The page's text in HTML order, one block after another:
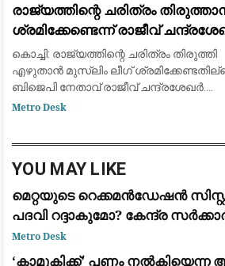
താനീ പ്രസ്
രാജ്യത്തിന്റെ ചരിത്രം
ശ്രമിക്കേണ്ടെന്ന് രാജീവ്
ചോദ്യ വിവാദത്തിൽ ശക്തമായ
കൊച്ചി: രാജ്യത്തിന്റെ ചരിത്രം തിരുത്തി
എഴുതാൻ മുസ്ലിം ലീഗ്
ബിജെപി നേതാവ് രാജീവ് ചന്ദ്രശേഖർ.
സ്വാതന്ത്ര്യസമര ക്വിസ് മത്സരത്തിൽ
Metro Desk
YOU MAY LIKE
മെറ്റയുടെ റെക്കമൻഡേഷൻ
പദവി റദ്ദാകുമോ? കേന്ദ്ര
Metro Desk
​‘കാമുകിക്ക്’ പണം